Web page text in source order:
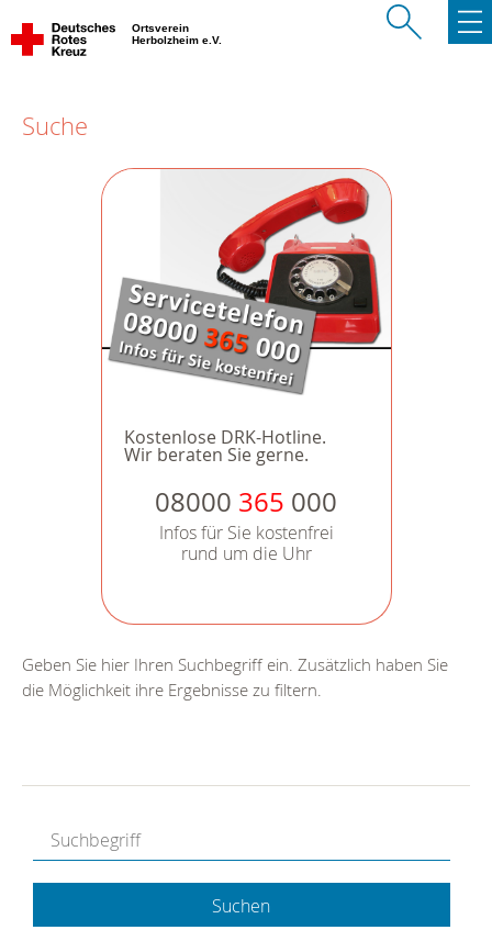
Ortsverein
Herbolzheim e.V.
Suche
Kostenlose DRK-Hotline.
Wir beraten Sie gerne.
08000 365 000
Infos für Sie kostenfrei
rund um die Uhr
Geben Sie hier Ihren Suchbegriff ein. Zusätzlich haben Sie
die Möglichkeit ihre Ergebnisse zu filtern.
Suchen